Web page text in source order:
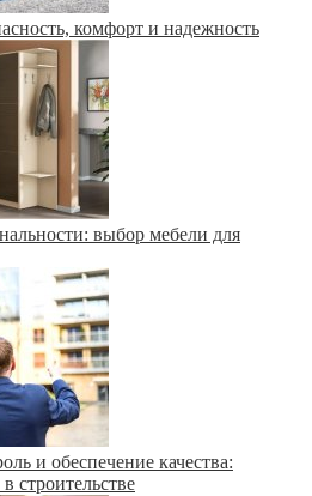
комфорт и надежность
выбор мебели для
и обеспечение качества:
строительстве